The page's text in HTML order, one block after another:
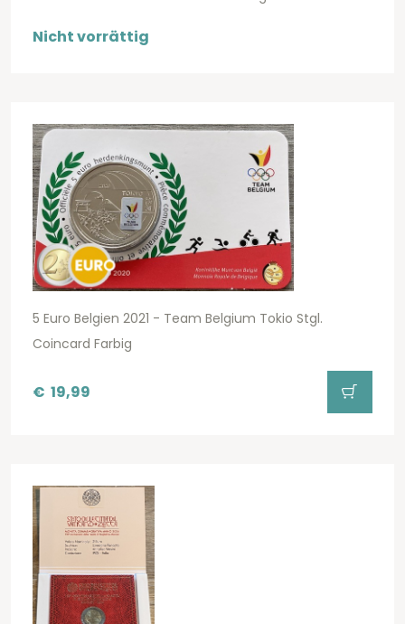
Nicht vorrättig
5 Euro Belgien 2021 - Team Belgium Tokio Stgl.
Coincard Farbig
€ 19,99